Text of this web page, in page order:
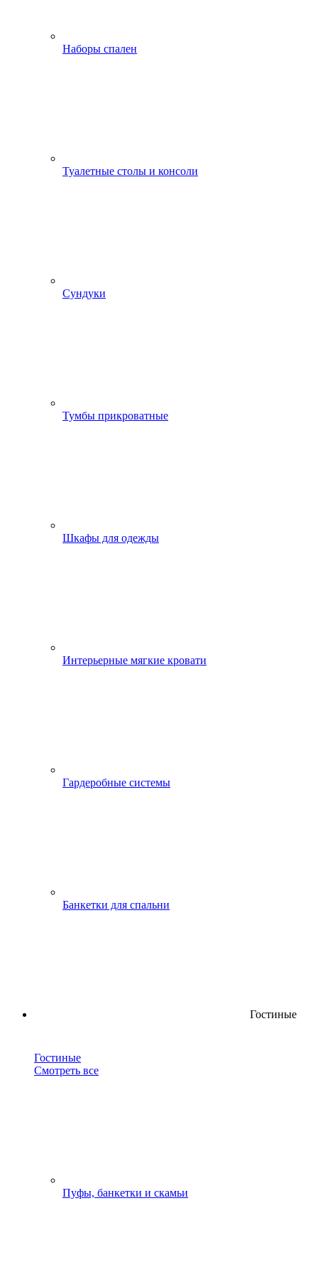
Наборы спален
Туалетные столы и консоли
Сундуки
Тумбы прикроватные
Шкафы для одежды
Интерьерные мягкие кровати
Гардеробные системы
Банкетки для спальни
Гостиные
Гостиные
Смотреть все
Пуфы, банкетки и скамьи